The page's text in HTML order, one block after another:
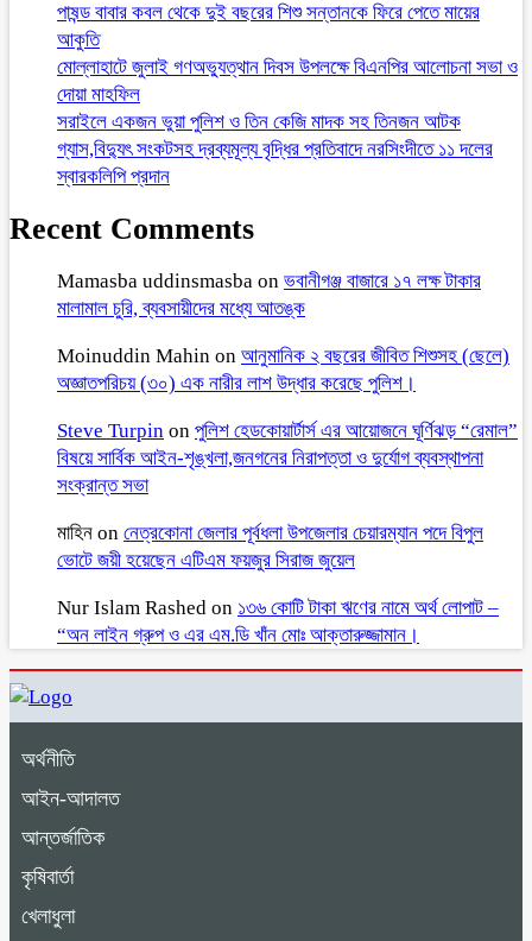
পাষন্ড বাবার কবল থেকে দুই বছরের শিশু সন্তানকে ফিরে পেতে মায়ের
আকুতি
মোল্লাহাটে জুলাই গণঅভ্যুত্থান দিবস উপলক্ষে বিএনপির আলোচনা সভা ও
দোয়া মাহফিল
সরাইলে একজন ভুয়া পুলিশ ও তিন কেজি মাদক সহ তিনজন আটক
গ্যাস,বিদ্যুৎ সংকটসহ দ্রব্যমূল্য বৃদ্ধির প্রতিবাদে নরসিংদীতে ১১ দলের
স্বারকলিপি প্রদান
Recent Comments
Mamasba uddinsmasba on ভবানীগঞ্জ বাজারে ১৭ লক্ষ টাকার
মালামাল চুরি, ব্যবসায়ীদের মধ্যে আতঙ্ক
Moinuddin Mahin on আনুমানিক ২ বছরের জীবিত শিশুসহ (ছেলে)
অজ্ঞাতপরিচয় (৩০) এক নারীর লাশ উদ্ধার করেছে পুলিশ।
Steve Turpin on পুলিশ হেডকোয়ার্টার্স এর আয়োজনে ঘূর্ণিঝড় “রেমাল”
বিষয়ে সার্বিক আইন-শৃঙ্খলা,জনগনের নিরাপত্তা ও দুর্যোগ ব্যবস্থাপনা
সংক্রান্ত সভা
মাহিন on নেত্রকোনা জেলার পূর্বধলা উপজেলার চেয়ারম্যান পদে বিপুল
ভোটে জয়ী হয়েছেন এটিএম ফয়জুর সিরাজ জুয়েল
Nur Islam Rashed on ১৩৬ কোটি টাকা ঋণের নামে অর্থ লোপাট –
“অন লাইন গ্রুপ ও এর এম.ডি খাঁন মোঃ আক্তারুজ্জামান।
অর্থনীতি
আইন-আদালত
আন্তর্জাতিক
কৃষিবার্তা
খেলাধুলা